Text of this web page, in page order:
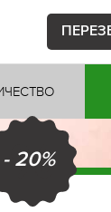
- 20%